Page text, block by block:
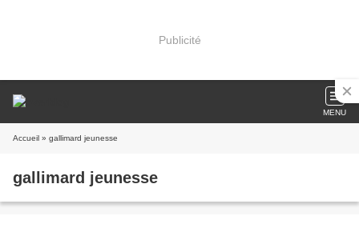
Publicité
MENU
Accueil » gallimard jeunesse
gallimard jeunesse